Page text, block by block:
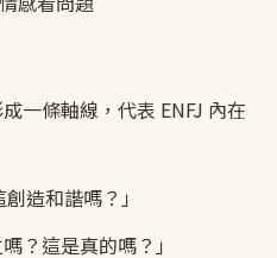
一條軸線，代表 ENFJ 內在
造和諧嗎？」
？這是真的嗎？」